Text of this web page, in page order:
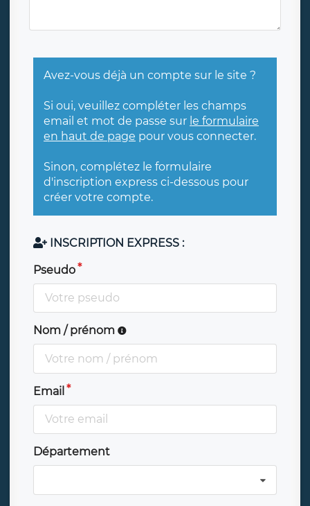
Avez-vous déjà un compte sur le site ?
Si oui, veuillez compléter les champs
email et mot de passe sur le formulaire
en haut de page pour vous connecter.
Sinon, complétez le formulaire
d'inscription express ci-dessous pour
créer votre compte.
INSCRIPTION EXPRESS :
Pseudo
Nom / prénom
Email
Département